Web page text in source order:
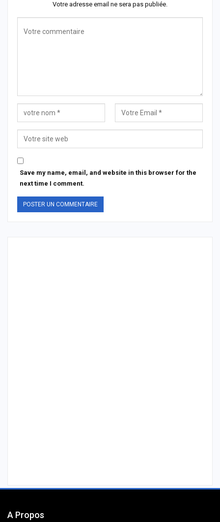
Votre adresse email ne sera pas publiée.
Save my name, email, and website in this browser for the
next time I comment.
A Propos